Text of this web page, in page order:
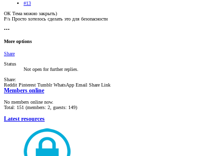
#13
ОК Тема можно закрыть)
P/s Просто хотелось сделать это для безопасности
•••
More options
Share
Status
Not open for further replies.
Share:
Reddit Pinterest Tumblr WhatsApp Email Share Link
Members online
No members online now.
Total: 151 (members: 2, guests: 149)
Latest resources